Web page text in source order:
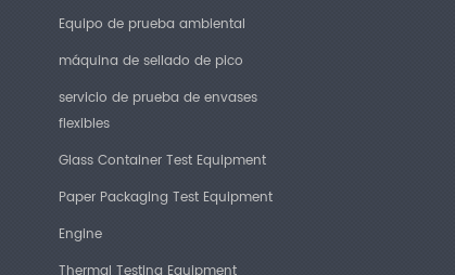
Equipo de prueba ambiental
máquina de sellado de pico
servicio de prueba de envases
flexibles
Glass Container Test Equipment
Paper Packaging Test Equipment
Engine